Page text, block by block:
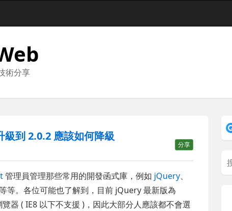
術分享
到 2.0.2 應該如何降級
分享
管理員管理那些常用的開發函式庫，例如 jQuery、
等。各位可能也了解到，目前 jQuery 最新版為
器 ( IE8 以下不支援 )，因此大部分人應該都不會選